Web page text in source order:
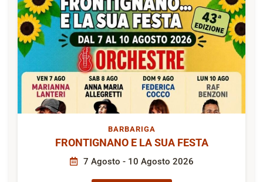
BARBARIGA
FRONTIGNANO E LA SUA FESTA
7 Agosto - 10 Agosto 2026